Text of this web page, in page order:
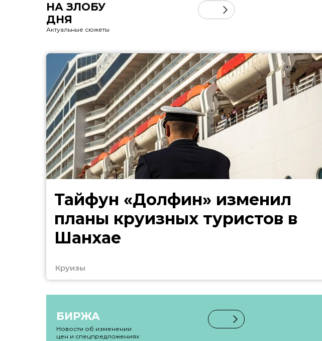
НА ЗЛОБУ
ДНЯ
Актуальные сюжеты
Тайфун «Долфин» изменил
планы круизных туристов в
Шанхае
Круизы
БИРЖА
Новости об изменении
цен и спецпредложениях